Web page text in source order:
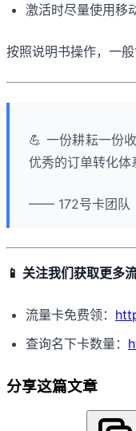
激活时尽量使用移
按照说明书操作，一
💪 一份耕耘一份
优秀的订单转化体
—— 172号卡团队
📱 关注我们获取更多
流量卡免费领：
查询名下卡数量：
分享这篇文章